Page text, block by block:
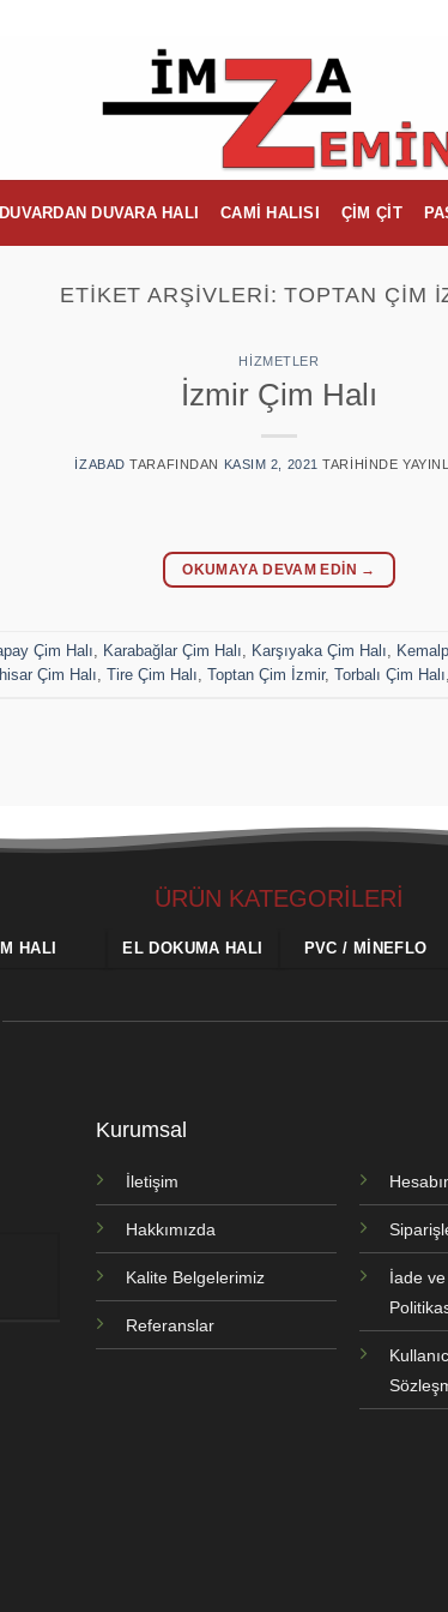
DUVARDAN DUVARA HALI CAMI HALISI ÇIM ÇIT
ETIKET ARŞIVLERI:TOPTAN ÇIM
HIZMETLER
İzmir Çim Halı
IZABAD TARAFINDAN KASIM 2, 2021 TARIHINDE
OKUMAYA DEVAM EDIN →
Çim Halı, Karabağlar Çim Halı, Karşıyaka Çim Halı,
Çim Halı, Tire Çim Halı, Toptan Çim İzmir, Torbalı Çim Halı,
ÜRÜN KATEGORİLERİ
HALI EL DOKUMA HALI PVC / MINEFLO
Kurumsal
İletişim
Hakkımızda
Kalite Belgelerimiz
Referanslar
İade